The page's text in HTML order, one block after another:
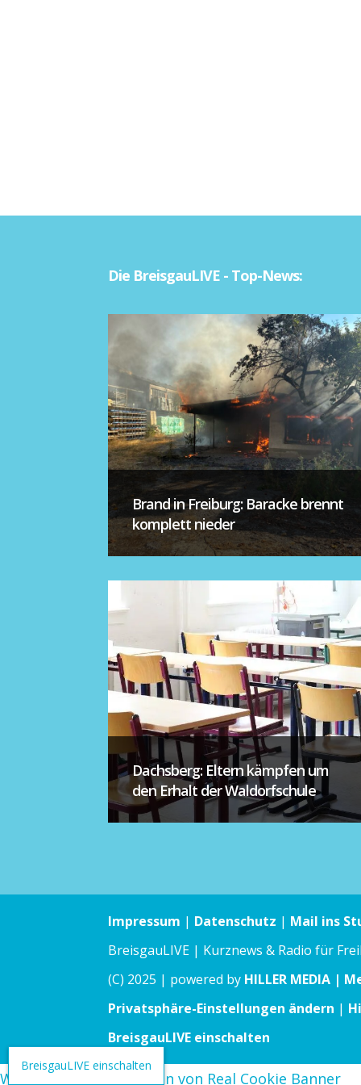
Die BreisgauLIVE - Top-News:
Brand in Freiburg: Baracke brennt
komplett nieder
Dachsberg: Eltern kämpfen um
den Erhalt der Waldorfschule
Impressum | Datenschutz | Mail ins
BreisgauLIVE | Kurznews & Radio für
(C) 2025 | powered by HILLER MEDIA |
Privatsphäre-Einstellungen ändern |
BreisgauLIVE einschalten
BreisgauLIVE einschalten
WordPress Cookie Plugin von Real Cookie Banner